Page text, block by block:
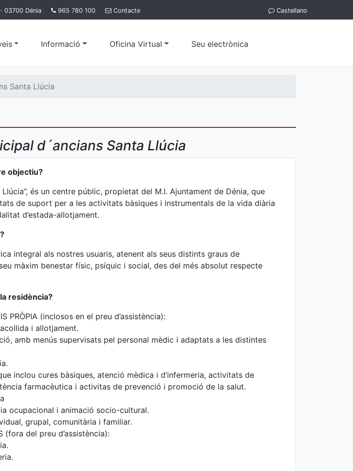
03700 Dénia 965 780 100 Contacte Castellano
Informació Oficina Virtual Seu electrònica
Santa Llúcia
d´ancians Santa Llúcia
objectiu?
Llúcia”, és un centre públic, propietat del M.I. Ajuntament de Dénia, que
de suport per a les activitats bàsiques i instrumentals de la vida diària
d’estada-allotjament.
integral als nostres usuaris, atenent als seus distints graus de
màxim benestar físic, psíquic i social, des del més absolut respecte
residència?
PRÒPIA (inclosos en el preu d’assistència):
i allotjament.
amb menús supervisats pel personal mèdic i adaptats a les distintes
inclou cures bàsiques, atenció mèdica i d’infermeria, activitats de
farmacèutica i activitas de prevenció i promoció de la salut.
ocupacional i animació socio-cultural.
grupal, comunitària i familiar.
(fora del preu d’assistència):